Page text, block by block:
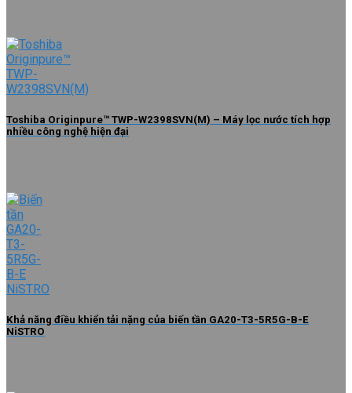
Toshiba Originpure™ TWP-W2398SVN(M) – Máy lọc nước tích hợp
nhiều công nghệ hiện đại
Khả năng điều khiển tải nặng của biến tần GA20-T3-5R5G-B-E
NiSTRO